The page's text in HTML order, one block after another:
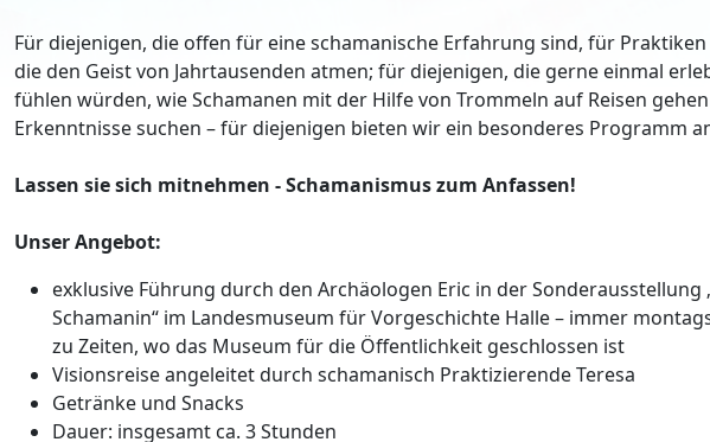
Für diejenigen, die offen für eine schamanische Erfahrung sind, für Praktiken
die den Geist von Jahrtausenden atmen; für diejenigen, die gerne einmal
fühlen würden, wie Schamanen mit der Hilfe von Trommeln auf Reisen
Erkenntnisse suchen – für diejenigen bieten wir ein besonderes Programm
Lassen sie sich mitnehmen - Schamanismus zum Anfassen!
Unser Angebot:
exklusive Führung durch den Archäologen Eric in der Sonderausstellung
Schamanin“ im Landesmuseum für Vorgeschichte Halle – immer
zu Zeiten, wo das Museum für die Öffentlichkeit geschlossen ist
Visionsreise angeleitet durch schamanisch Praktizierende Teresa
Getränke und Snacks
Dauer: insgesamt ca. 3 Stunden